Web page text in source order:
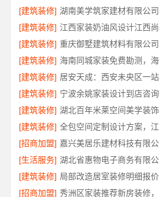
[建筑装修] 湖南美学筑家建材有限公
[建筑装修]
[建筑装修]
[建筑装修]
[建筑装修]
[建筑装修]
[建筑装修]
[建筑装修]
[招商加盟] 嘉兴美居乐建材科技有限
[生活服务]
[建筑装修] 局部改造居室装修明细报
[招商加盟]